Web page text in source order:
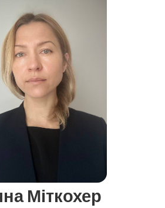
вимагає особливого
включаючи
боку фахівців і близьких.
і переробка рухом очей).
переробити
і знизити рівень
Міткохер